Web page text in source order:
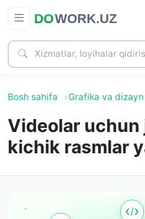
Bosh sahifa Grafika va dizayn
Videolar uchun
kichik rasmlar